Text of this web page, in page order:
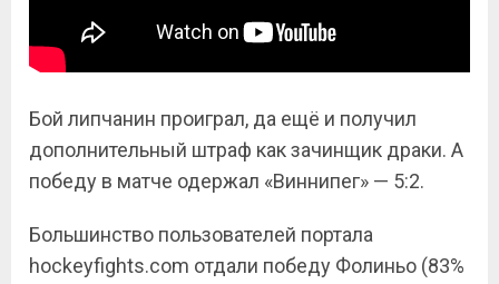
Бой липчанин проиграл, да ещё и получил
дополнительный штраф как зачинщик драки. А
победу в матче одержал «Виннипег» — 5:2.
Большинство пользователей портала
hockeyfights.com отдали победу Фолиньо (83%